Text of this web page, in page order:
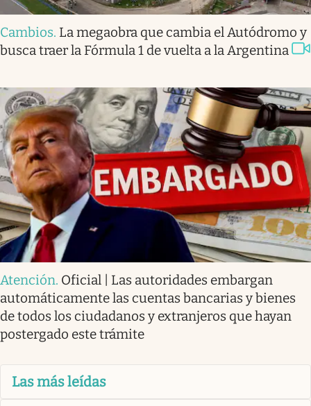
Cambios. La megaobra que cambia el Autódromo y
busca traer la Fórmula 1 de vuelta a la Argentina
Atención. Oficial | Las autoridades embargan
automáticamente las cuentas bancarias y bienes
de todos los ciudadanos y extranjeros que hayan
postergado este trámite
Las más leídas